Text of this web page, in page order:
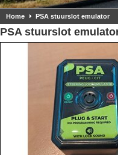
Home PSA stuurslot emulator
PSA stuurslot